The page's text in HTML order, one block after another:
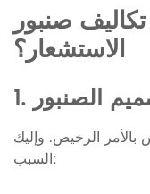
صنبور
الاستشعار؟
الصنبور
الرخيص. وإليك
السبب: